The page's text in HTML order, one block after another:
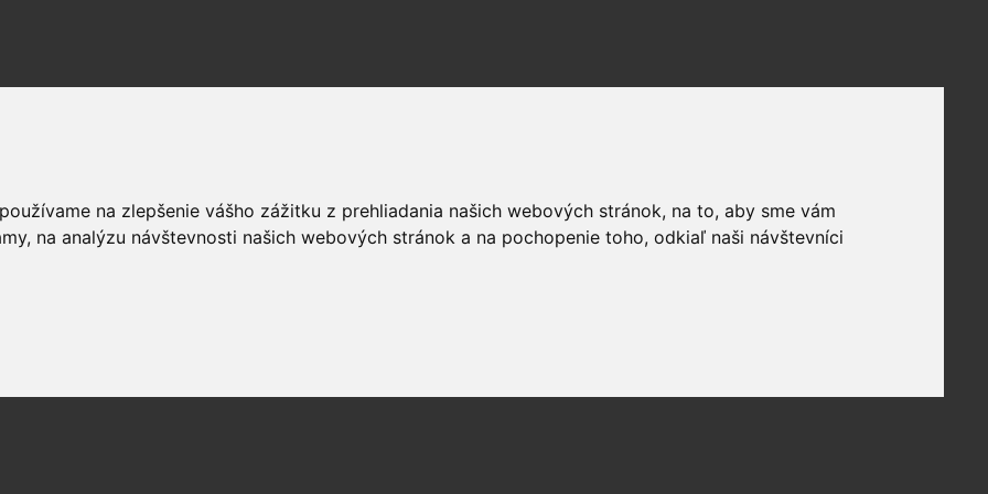
na zlepšenie vášho zážitku z prehliadania našich webových stránok, na to, aby sme vám
na analýzu návštevnosti našich webových stránok a na pochopenie toho, odkiaľ naši návštevníci